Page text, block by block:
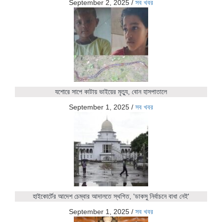
September 2, 2025 / সব খবর
যশোরে সাপে কাটায় ভাইয়ের মৃত্যু, বোন হাসপাতালে
September 1, 2025 / সব খবর
হাইকোর্টের আদেশ চেম্বার আদালতে স্থগিত, 'ডাকসু নির্বাচনে বাধা নেই'
September 1, 2025 / সব খবর